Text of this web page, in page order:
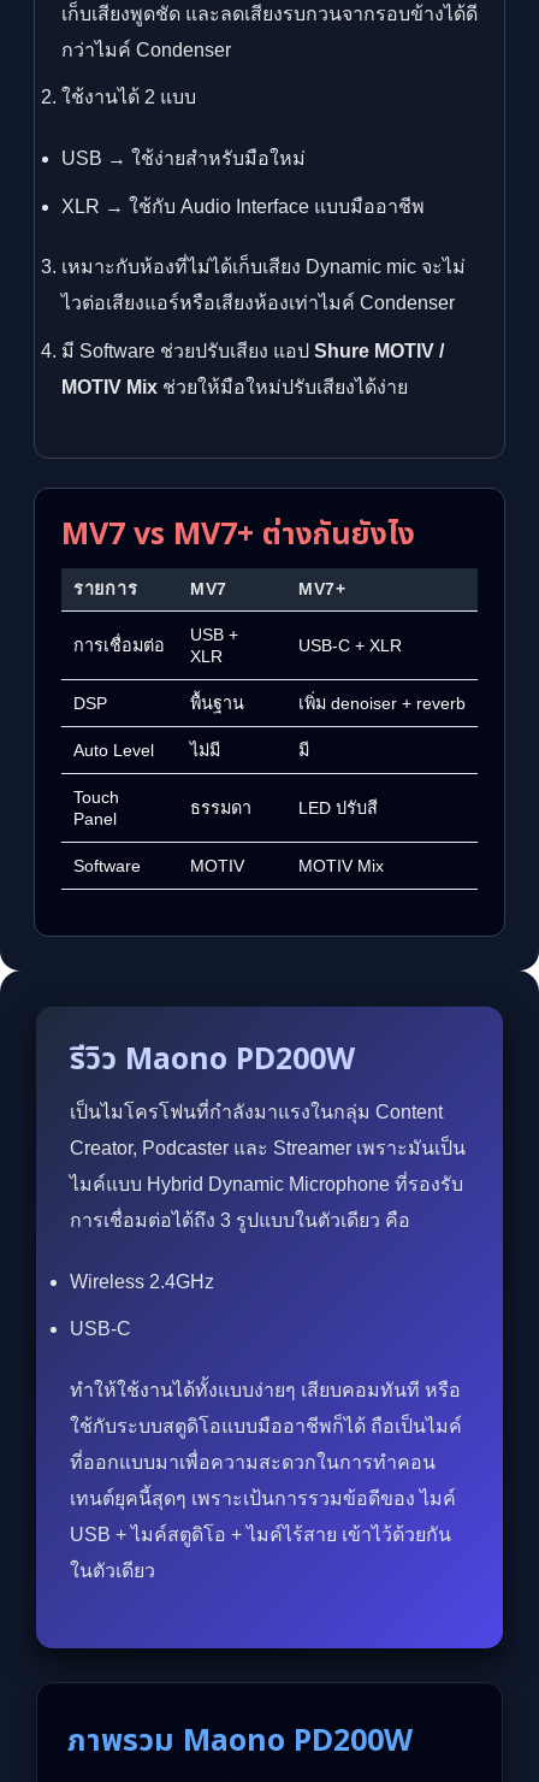
เก็บเสียงพูดชัด และลดเสียงรบกวนจากรอบข้างได้ดี
กว่าไมค์ Condenser
ใช้งานได้ 2 แบบ
USB → ใช้ง่ายสำหรับมือใหม่
XLR → ใช้กับ Audio Interface แบบมืออาชีพ
เหมาะกับห้องที่ไม่ได้เก็บเสียง Dynamic mic จะไม่
ไวต่อเสียงแอร์หรือเสียงห้องเท่าไมค์ Condenser
มี Software ช่วยปรับเสียง แอป Shure MOTIV /
MOTIV Mix ช่วยให้มือใหม่ปรับเสียงได้ง่าย
MV7 vs MV7+ ต่างกันยังไง
รายการ MV7 MV7+
การเชื่อมต่อ
USB +
XLR
USB-C + XLR
DSP พื้นฐาน เพิ่ม denoiser + reverb
Auto Level ไม่มี มี
Touch
Panel
ธรรมดา LED ปรับสี
Software MOTIV MOTIV Mix
รีวิว Maono PD200W
เป็นไมโครโฟนที่กำลังมาแรงในกลุ่ม Content
Creator, Podcaster และ Streamer เพราะมันเป็น
ไมค์แบบ Hybrid Dynamic Microphone ที่รองรับ
การเชื่อมต่อได้ถึง 3 รูปแบบในตัวเดียว คือ
Wireless 2.4GHz
USB-C
ทำให้ใช้งานได้ทั้งแบบง่ายๆ เสียบคอมทันที หรือ
ใช้กับระบบสตูดิโอแบบมืออาชีพก็ได้ ถือเป็นไมค์
ที่ออกแบบมาเพื่อความสะดวกในการทำคอน
เทนต์ยุคนี้สุดๆ เพราะเป้นการรวมข้อดีของ ไมค์
USB + ไมค์สตูดิโอ + ไมค์ไร้สาย เข้าไว้ด้วยกัน
ในตัวเดียว
ภาพรวม Maono PD200W